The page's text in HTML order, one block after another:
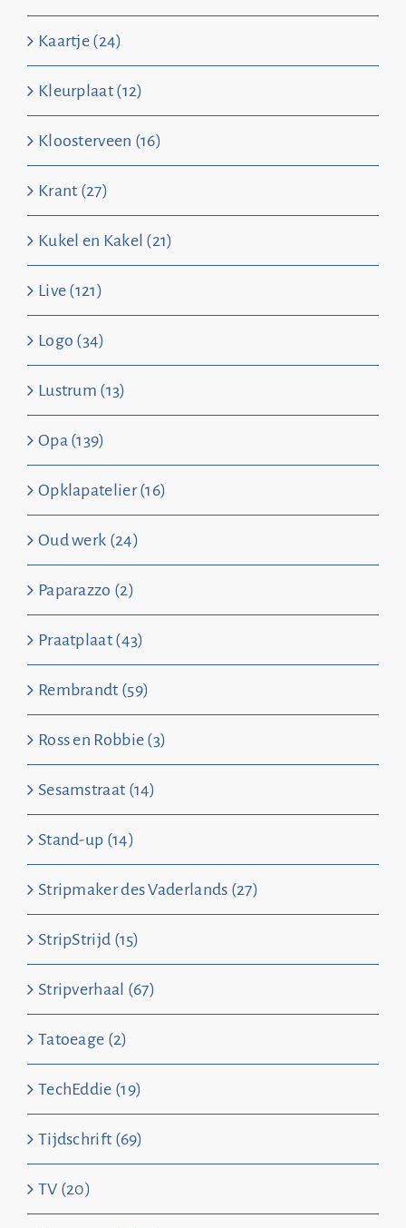
Kaartje (24)
Kleurplaat (12)
Kloosterveen (16)
Krant (27)
Kukel en Kakel (21)
Live (121)
Logo (34)
Lustrum (13)
Opa (139)
Opklapatelier (16)
Oud werk (24)
Paparazzo (2)
Praatplaat (43)
Rembrandt (59)
Ross en Robbie (3)
Sesamstraat (14)
Stand-up (14)
Stripmaker des Vaderlands (27)
StripStrijd (15)
Stripverhaal (67)
Tatoeage (2)
TechEddie (19)
Tijdschrift (69)
TV (20)